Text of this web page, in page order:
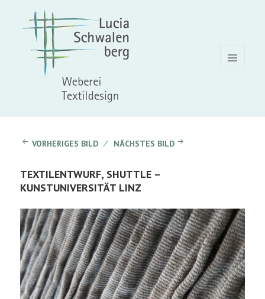
VORHERIGES BILD NÄCHSTES BILD
TEXTILENTWURF, SHUTTLE –
KUNSTUNIVERSITÄT LINZ